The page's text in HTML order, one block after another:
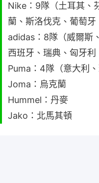
Nike：9隊（土耳其、
蘭、斯洛伐克、葡萄牙
adidas：8隊（威爾斯
西班牙、瑞典、匈牙利
Puma：4隊（意大利
Joma：烏克蘭
Hummel：丹麥
Jako：北馬其頓